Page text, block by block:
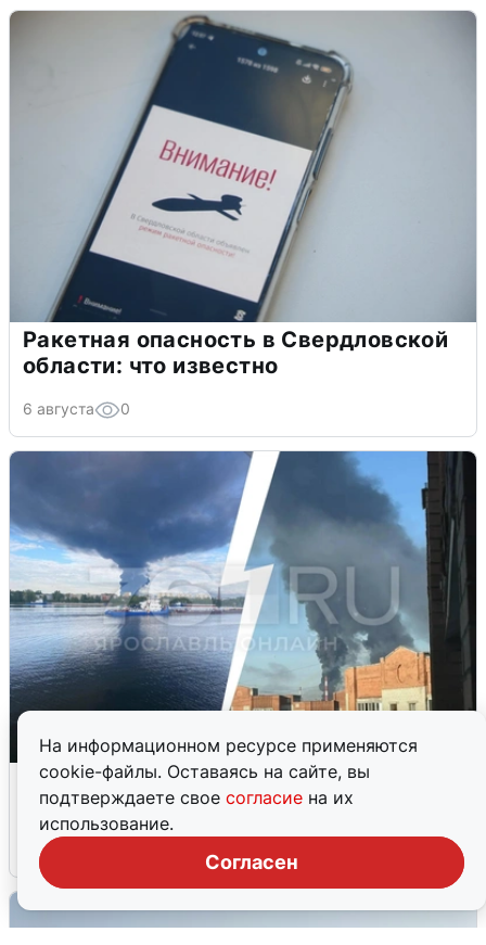
На информационном ресурсе применяются
cookie-файлы. Оставаясь на сайте, вы
подтверждаете свое согласие на их
использование.
Согласен
Ракетная опасность в Свердловской
области: что известно
6 августа 0
Ночная атака БПЛА на Ярославль:
попадания и последствия
6 августа